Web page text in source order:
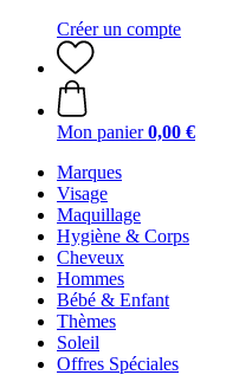
Créer un compte
Mon panier 0,00 €
Marques
Visage
Maquillage
Hygiène & Corps
Cheveux
Hommes
Bébé & Enfant
Thèmes
Soleil
Offres Spéciales